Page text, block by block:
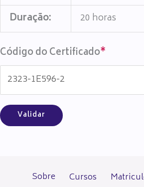
Duração: 20 horas
Código do Certificado*
Sobre Cursos